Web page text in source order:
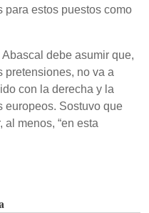
para estos puestos como
debe asumir que,
pretensiones, no va a
con la derecha y la
europeos. Sostuvo que
menos, “en esta